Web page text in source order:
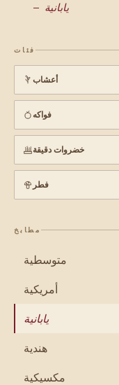
يابانية
فئات
أعشاب
فواكه
خضروات دقيقة
فطر
مطابخ
متوسطية
أمريكية
يابانية
هندية
مكسيكية